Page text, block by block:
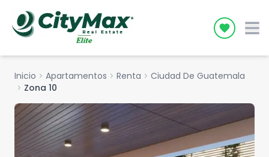
Icon
Inicio chevron_right Apartamentos chevron_right Renta chevron_right Ciudad De Guatemala
chevron_right Zona 10